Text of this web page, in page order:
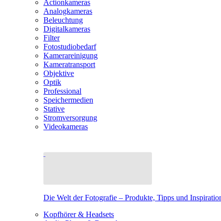
Actionkameras
Analogkameras
Beleuchtung
Digitalkameras
Filter
Fotostudiobedarf
Kamerareinigung
Kameratransport
Objektive
Optik
Professional
Speichermedien
Stative
Stromversorgung
Videokameras
Die Welt der Fotografie – Produkte, Tipps und
Kopfhörer & Headsets